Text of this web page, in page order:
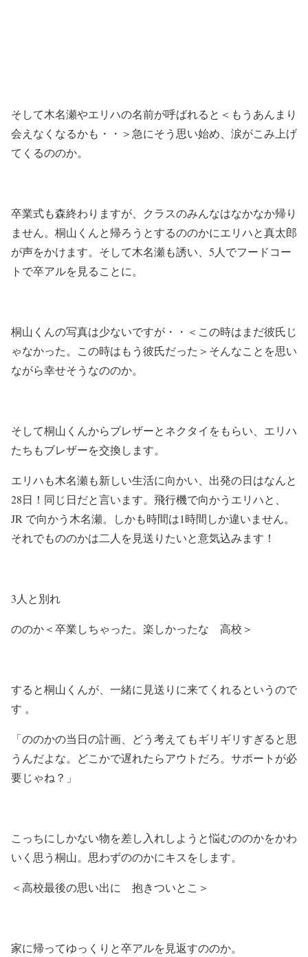
そして木名瀬やエリハの名前が呼ばれると＜もうあんまり
会えなくなるかも・・＞急にそう思い始め、涙がこみ上げ
てくるののか。
卒業式も森終わりますが、クラスのみんなはなかなか帰り
ません。桐山くんと帰ろうとするののかにエリハと真太郎
が声をかけます。そして木名瀬も誘い、5人でフードコー
トで卒アルを見ることに。
桐山くんの写真は少ないですが・・＜この時はまだ彼氏じ
ゃなかった。この時はもう彼氏だった＞そんなことを思い
ながら幸せそうなののか。
そして桐山くんからブレザーとネクタイをもらい、エリハ
たちもブレザーを交換します。
エリハも木名瀬も新しい生活に向かい、出発の日はなんと
28日！同じ日だと言います。飛行機で向かうエリハと、
JR で向かう木名瀬。しかも時間は1時間しか違いません。
それでもののかは二人を見送りたいと意気込みます！
3人と別れ
ののか＜卒業しちゃった。楽しかったな 高校＞
すると桐山くんが、一緒に見送りに来てくれるというので
す 。
「ののかの当日の計画、どう考えてもギリギリすぎると思
うんだよな。どこかで遅れたらアウトだろ。サポートが必
要じゃね？」
こっちにしかない物を差し入れしようと悩むののかをかわ
いく思う桐山。思わずののかにキスをします。
＜高校最後の思い出に 抱きついとこ＞
家に帰ってゆっくりと卒アルを見返すののか。